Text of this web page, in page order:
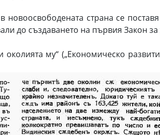
страна се
до създаването на първия Закон
му“ („Економическо